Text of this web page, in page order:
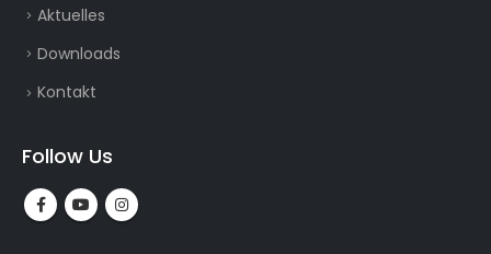
Aktuelles
Downloads
Kontakt
Follow Us